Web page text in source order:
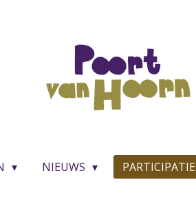
NIEUWS PARTICIPATIE